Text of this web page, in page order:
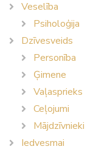
Veselība
Psiholoģija
Dzīvesveids
Personība
Ģimene
Vaļasprieks
Ceļojumi
Mājdzīvnieki
Iedvesmai